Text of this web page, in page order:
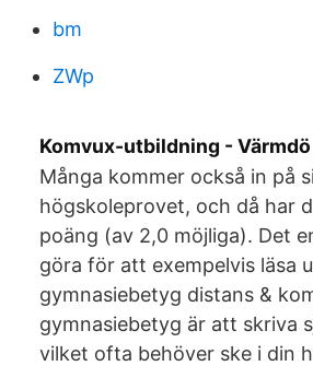
bm
ZWp
Komvux-utbildning -
Många kommer också in på
högskoleprovet, och då har
poäng (av 2,0 möjliga). Det
göra för att exempelvis läsa
gymnasiebetyg distans &
gymnasiebetyg är att skriva
vilket ofta behöver ske i din